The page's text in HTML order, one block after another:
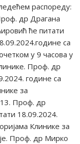
распореду:
др Драгана
ће питати
са
у 9 часова у
Проф. др
године са
за
13. Проф. др
18.09.2024.
Клинике за
Проф. др Мирко